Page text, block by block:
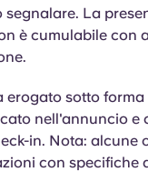
La
è cumulabile con
erogato sotto
nell'annuncio e
in. Nota: alcune
con specifiche